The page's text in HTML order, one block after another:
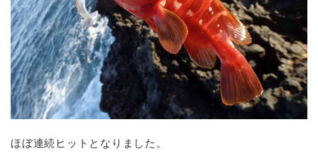
ほぼ連続ヒットとなりました。